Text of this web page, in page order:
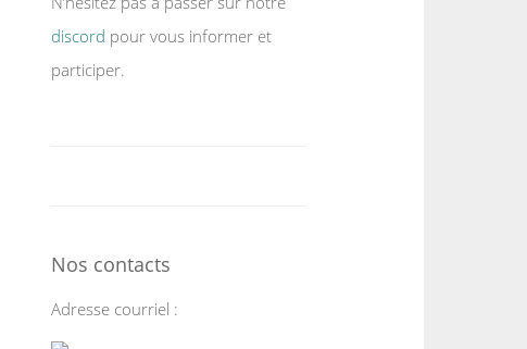
discord pour vous informer et
participer.
Nos contacts
Adresse courriel :